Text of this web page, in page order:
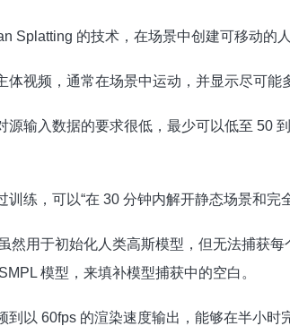
Splatting 的技术，在场景中创建可移动的人
体视频，通常在场景中运动，并显示尽可能
源输入数据的要求很低，最少可以低至 50
练，可以“在 30 分钟内解开静态场景和完
然用于初始化人类高斯模型，但无法捕获
模型，来填补模型捕获中的空白。
以 60fps 的渲染速度输出，能够在半小时